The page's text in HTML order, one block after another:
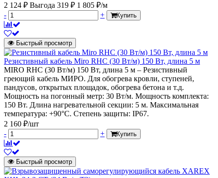
2 124 ₽ Выгода 319 ₽ 1 805 ₽/м
-
+ Купить
Быстрый просмотр
Резистивный кабель Miro RHC (30 Вт/м) 150 Вт, длина 5 м
MIRO RHC (30 Вт/м) 150 Вт, длина 5 м – Резистивный
греющий кабель МИРО. Для обогрева кровли, ступеней,
пандусов, открытых площадок, обогрева бетона и т.д.
Мощность на погонный метр: 30 Вт/м. Мощность комплекта:
150 Вт. Длина нагревательной секции: 5 м. Максимальная
температура: +90°С. Степень защиты: IP67.
2 160 ₽/шт
-
+ Купить
Быстрый просмотр